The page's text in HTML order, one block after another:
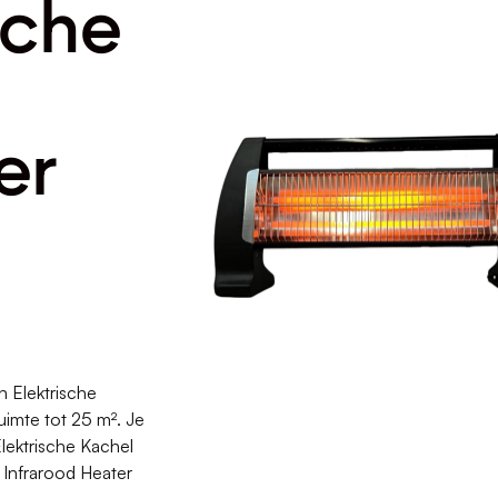
Elektrische
tot 25 m². Je
Kachel
Heater